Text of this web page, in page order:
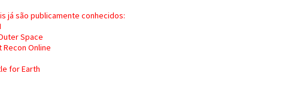
já são publicamente conhecidos:
Space
Recon Online
for Earth